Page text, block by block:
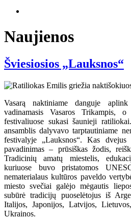
Naujienos
Šviesiosios „Lauksnos“
Vasarą naktiniame danguje
vadinamasis Vasaros Trikampis,
festivaliuose sukasi šaunieji
ansamblis dalyvavo tarptautiniame
festivalyje „Lauksnos“. Kas
pavadinimas – prūsiškas žodis,
Tradicinių amatų miestelis,
kuriuose buvo pristatomos
nematerialaus kultūros paveldo
miesto svečiai galėjo mėgautis
subūrė tradicijų puoselėtojus iš
Italijos, Japonijos, Latvijos,
Ukrainos.